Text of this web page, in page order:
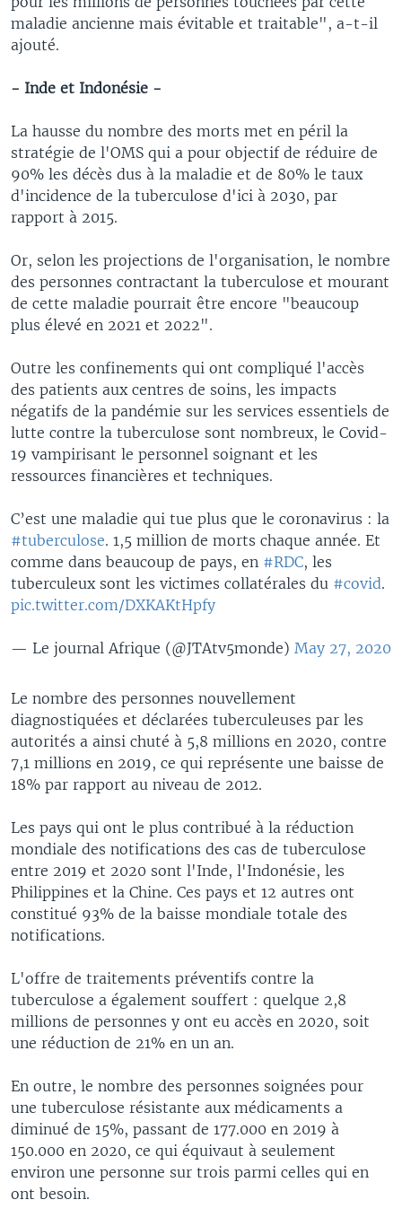
maladie ancienne mais évitable et traitable", a-t-il
ajouté.
- Inde et Indonésie -
La hausse du nombre des morts met en péril la
stratégie de l'OMS qui a pour objectif de réduire de
90% les décès dus à la maladie et de 80% le taux
d'incidence de la tuberculose d'ici à 2030, par
rapport à 2015.
Or, selon les projections de l'organisation, le nombre
des personnes contractant la tuberculose et mourant
de cette maladie pourrait être encore "beaucoup
plus élevé en 2021 et 2022".
Outre les confinements qui ont compliqué l'accès
des patients aux centres de soins, les impacts
négatifs de la pandémie sur les services essentiels de
lutte contre la tuberculose sont nombreux, le Covid-
19 vampirisant le personnel soignant et les
ressources financières et techniques.
C’est une maladie qui tue plus que le coronavirus : la
#tuberculose. 1,5 million de morts chaque année. Et
comme dans beaucoup de pays, en #RDC, les
tuberculeux sont les victimes collatérales du #covid.
pic.twitter.com/DXKAKtHpfy
— Le journal Afrique (@JTAtv5monde) May 27, 2020
Le nombre des personnes nouvellement
diagnostiquées et déclarées tuberculeuses par les
autorités a ainsi chuté à 5,8 millions en 2020, contre
7,1 millions en 2019, ce qui représente une baisse de
18% par rapport au niveau de 2012.
Les pays qui ont le plus contribué à la réduction
mondiale des notifications des cas de tuberculose
entre 2019 et 2020 sont l'Inde, l'Indonésie, les
Philippines et la Chine. Ces pays et 12 autres ont
constitué 93% de la baisse mondiale totale des
notifications.
L'offre de traitements préventifs contre la
tuberculose a également souffert : quelque 2,8
millions de personnes y ont eu accès en 2020, soit
une réduction de 21% en un an.
En outre, le nombre des personnes soignées pour
une tuberculose résistante aux médicaments a
diminué de 15%, passant de 177.000 en 2019 à
150.000 en 2020, ce qui équivaut à seulement
environ une personne sur trois parmi celles qui en
ont besoin.